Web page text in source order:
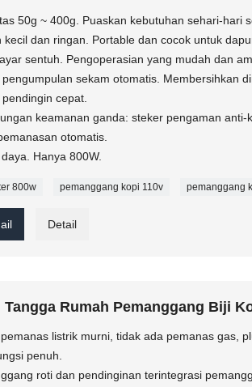
50g ~ 400g. Puaskan kebutuhan sehari-hari
kecil dan ringan. Portable dan cocok untuk
sentuh. Pengoperasian yang mudah dan
sekam otomatis. Membersihkan
cepat.
keamanan ganda: steker pengaman anti-
otomatis.
Hanya 800W.
800w pemanggang kopi 110v pemanggang
Detail
Tangga Rumah Pemanggang Biji
listrik murni, tidak ada pemanas gas,
penuh.
roti dan pendinginan terintegrasi